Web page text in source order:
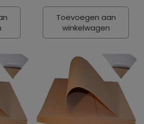
Toevoegen aan
winkelwagen